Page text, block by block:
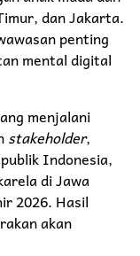
dan Jakarta.
penting
mental digital
menjalani
stakeholder,
Indonesia,
di Jawa
2026. Hasil
akan